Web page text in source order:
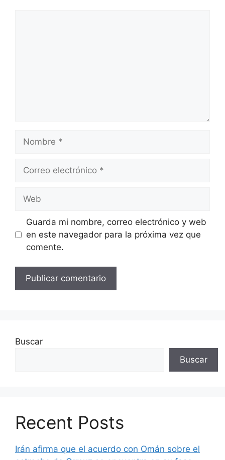
Nombre
Correo
Web
Guarda mi nombre, correo electrónico y web
en este navegador para la próxima vez que
comente.
Buscar
Buscar
Recent Posts
Irán afirma que el acuerdo con Omán sobre el